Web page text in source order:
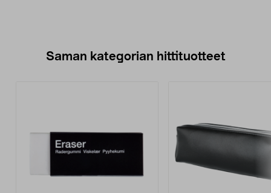
Saman kategorian hittituotteet